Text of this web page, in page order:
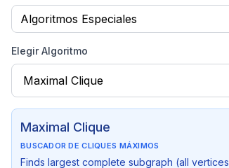
Elegir Algoritmo
Maximal Clique
BUSCADOR DE CLIQUES MÁXIMOS
Finds largest complete subgraph (all vertices